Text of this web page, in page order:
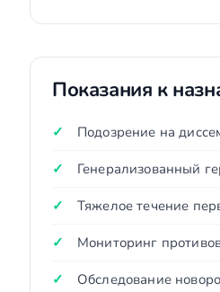
Показания к
Подозрение на
Генерализованный
Тяжелое течение
Мониторинг
Обследование